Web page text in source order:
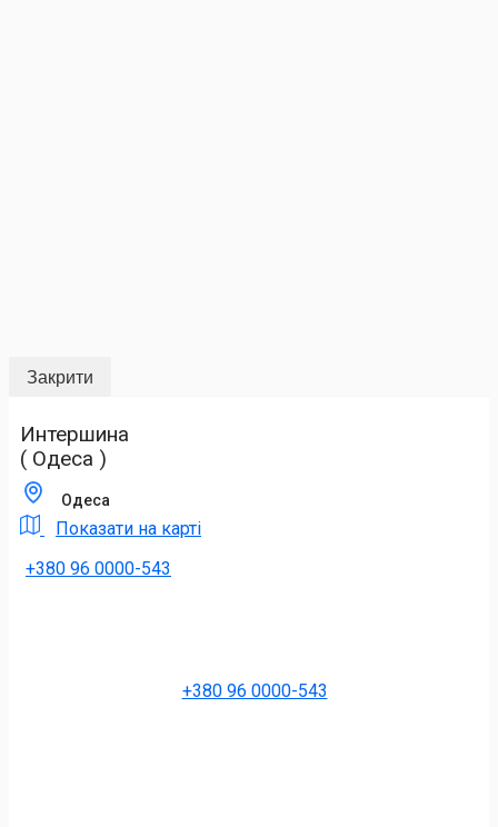
Закрити
Интершина
( Одеса )
Одеса
Показати на карті
+380 96 0000-543
+380 96 0000-543